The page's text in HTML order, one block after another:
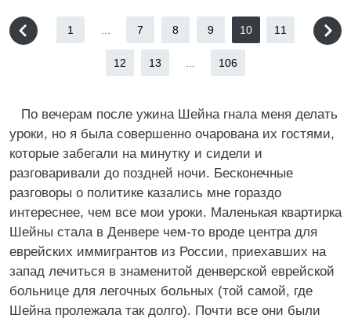
1 7 8 9 10 11
12 13 106
По вечерам после ужина Шейна гнала меня делать
уроки, но я была совершенно очарована их гостями,
которые забегали на минутку и сидели и
разговаривали до поздней ночи. Бесконечные
разговоры о политике казались мне гораздо
интереснее, чем все мои уроки. Маленькая квартирка
Шейны стала в Денвере чем-то вроде центра для
еврейских иммигрантов из России, приехавших на
запад лечиться в знаменитой денверской еврейской
больнице для легочных больных (той самой, где
Шейна пролежала так долго). Почти все они были